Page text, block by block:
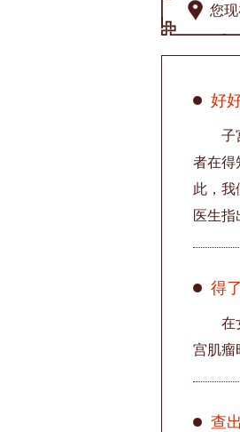
您现
好
子
者在得
此，我
医生指
得
在
宫肌瘤
查